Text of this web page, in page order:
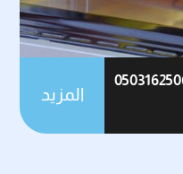
المزيد